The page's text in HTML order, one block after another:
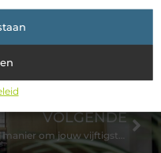
van schuren, garages
VOLGENDE
Dé manier om jouw vijftigste verjaardag te vieren